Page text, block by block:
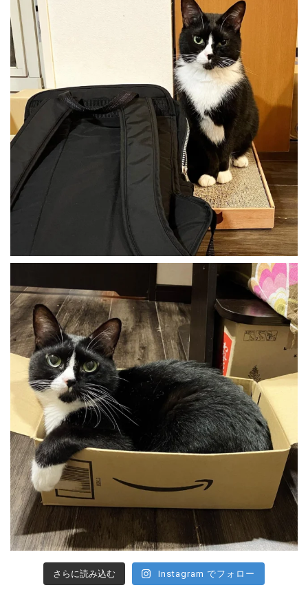
さらに読み込む Instagram でフォロー